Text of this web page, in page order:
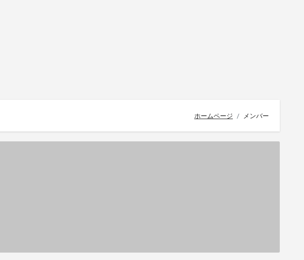
ホームページ メンバー